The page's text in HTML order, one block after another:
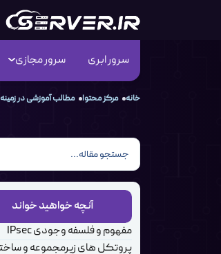
سرور ابری سرور مجازی
خانه مرکز محتوا مطالب آموزشی در
آنچه خواهید خواند
مفهوم و فلسفه وجودی IPsec
پروتکل های زیرمجموعه و